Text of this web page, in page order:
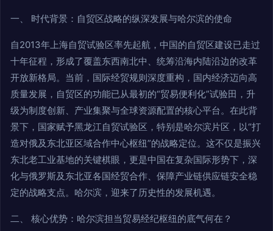
一、 时代背景：自贸区战略的纵深发展与哈尔滨的使命
自2013年上海自贸试验区率先起航，中国的自贸区建设已走过
十年征程，形成了覆盖东西南北中、统筹沿海内陆沿边的改革
开放新格局。当前，国际经贸规则深度重构，国内经济迈向高
质量发展，自贸区的功能已从最初的“贸易便利化”试验田，升
级为制度创新、产业集聚与全球资源配置的核心平台。在此背
景下，国家赋予黑龙江自贸试验区，特别是哈尔滨片区，以“打
造对俄及东北亚区域合作中心枢纽”的战略定位。这不仅是振兴
东北老工业基地的关键棋眼，更是中国在复杂国际形势下，深
化与俄罗斯及东北亚各国经贸合作、保障产业链供应链安全稳
定的战略支点。哈尔滨，迎来了历史性的发展机遇。
二、 核心优势：哈尔滨担当贸易经纪枢纽的底气何在？